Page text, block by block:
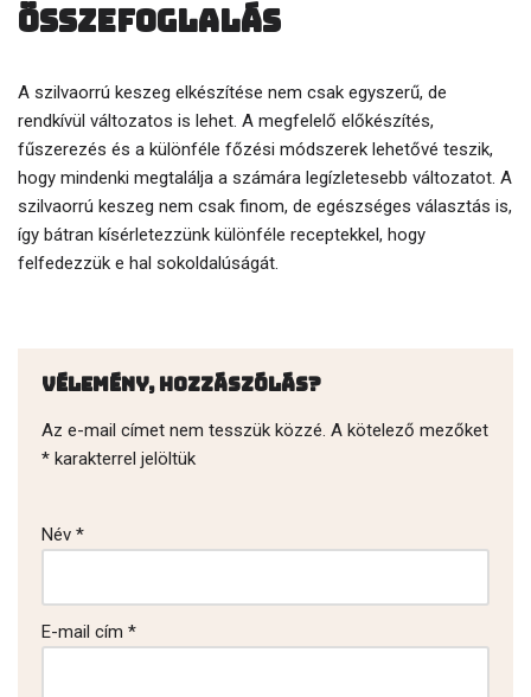
Összefoglalás
A szilvaorrú keszeg elkészítése nem csak egyszerű, de
rendkívül változatos is lehet. A megfelelő előkészítés,
fűszerezés és a különféle főzési módszerek lehetővé teszik,
hogy mindenki megtalálja a számára legízletesebb változatot. A
szilvaorrú keszeg nem csak finom, de egészséges választás is,
így bátran kísérletezzünk különféle receptekkel, hogy
felfedezzük e hal sokoldalúságát.
Vélemény, hozzászólás?
Az e-mail címet nem tesszük közzé. A kötelező mezőket
* karakterrel jelöltük
Név *
E-mail cím *